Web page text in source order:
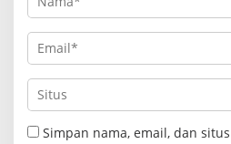
Simpan nama, email, dan